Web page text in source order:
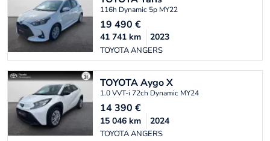
116h Dynamic 5p MY22
19 490 €
TOYOTA ANGERS
41 741 km 2023
TOYOTAAygo X
1.0 VVT-i 72ch Dynamic MY24
14 390 €
TOYOTA ANGERS
15 046 km 2024